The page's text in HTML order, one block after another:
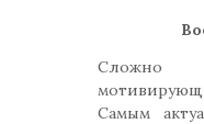
Самым